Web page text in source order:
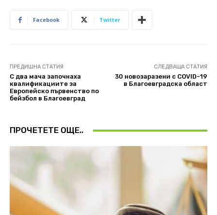
Facebook Twitter
ПРЕДИШНА СТАТИЯ
С два мача започнаха
квалификациите за
Европейско първенство по
бейзбол в Благоевград
СЛЕДВАЩА СТАТИЯ
30 новозаразени с COVID-19
в Благоевградска област
ПРОЧЕТЕТЕ ОЩЕ..